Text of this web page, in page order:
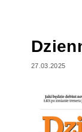
27.03.2025